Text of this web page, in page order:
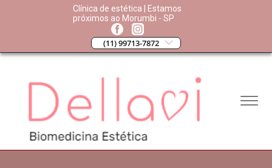
Clínica de estética | Estamos
próximos ao Morumbi - SP
(11) 99713-7872